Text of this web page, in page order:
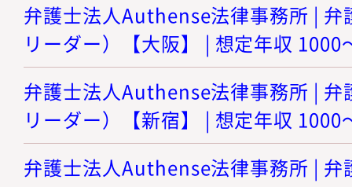
弁護士法人Authense法律事務所 | 弁
リーダー）【大阪】 | 想定年収 1000
弁護士法人Authense法律事務所 | 弁
リーダー）【新宿】 | 想定年収 1000
弁護士法人Authense法律事務所 | 弁